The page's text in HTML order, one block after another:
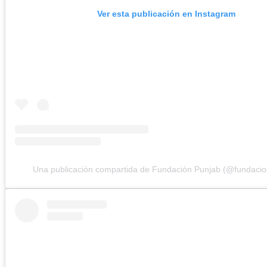
Ver esta publicación en Instagram
Una publicación compartida de Fundación Punjab